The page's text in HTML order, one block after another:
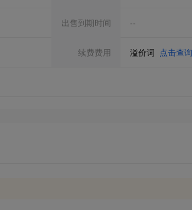
出售到期时间 --
续费费用 溢价词 点击查